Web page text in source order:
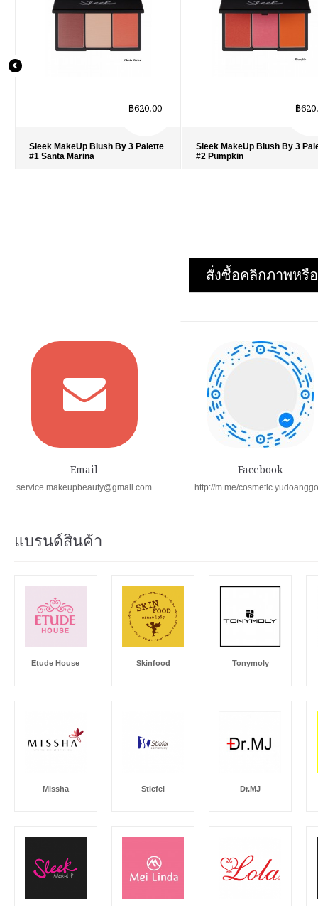
Sleek MakeUp Blush By 3 Palette
#1 Santa Marina
฿620.00
Sleek MakeUp Blush By 3
#2 Pumpkin
฿
สั่งซื้อคลิกภาพหรื
Email
service.makeupbeauty@gmail.com
Facebook
http://m.me/
แบรนด์สินค้า
Etude House Skinfood Tonymoly
Missha Stiefel Dr.MJ